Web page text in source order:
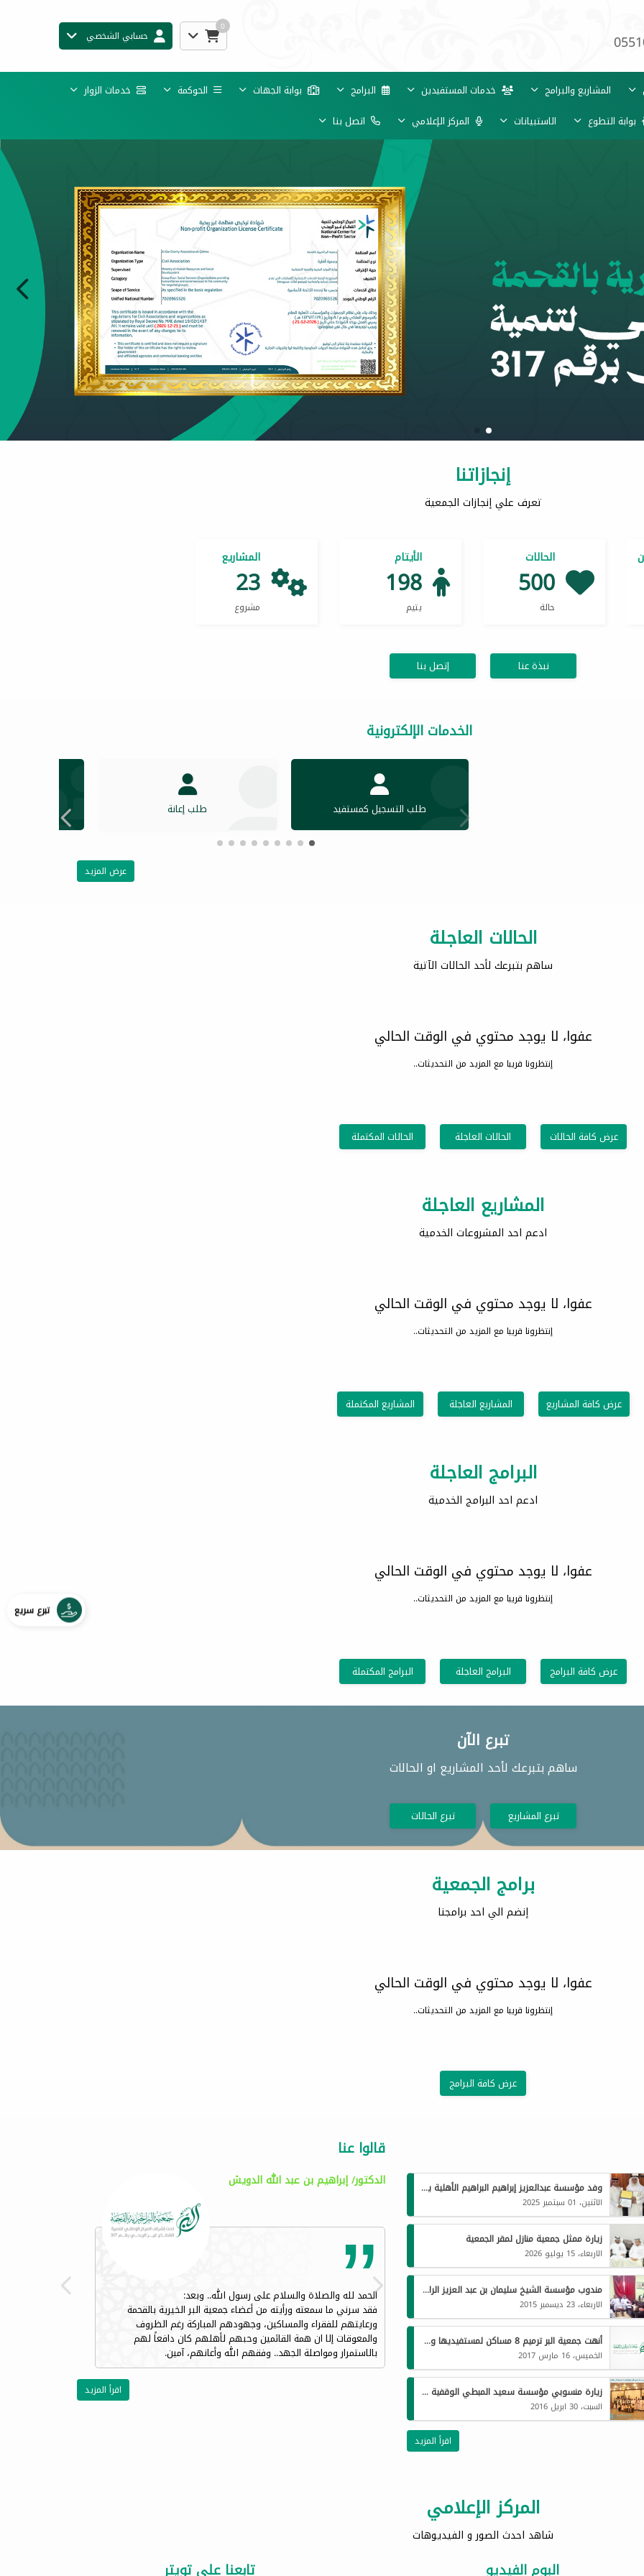
0
حسابي الشخصي
المشاريع والبرامج خدمات المستفيدين البرامج بوابة الجهات الحوكمة
خدمات الزوار
بوابة التطوع
الاستبيانات المركز الإعلامي اتصل بنا
إنجازاتنا
تعرف علي إنجازات الجمعية
الحالات
500
حالة
الأيتام
198
يتيم
المشاريع
23
مشروع
نبذة عنا إتصل بنا
الخدمات الإلكترونية
طلب التسجيل كمستفيد طلب إعانة
عرض المزيد
الحالات العاجلة
ساهم بتبرعك لأحد الحالات الآتية
عفوا، لا يوجد محتوي في الوقت الحالي
إنتظرونا قريبا مع المزيد من التحديثات..
عرض كافة الحالات الحالات العاجلة الحالات المكتملة
المشاريع العاجلة
ادعم احد المشروعات الخدمية
عفوا، لا يوجد محتوي في الوقت الحالي
إنتظرونا قريبا مع المزيد من التحديثات..
عرض كافة المشاريع المشاريع العاجلة المشاريع المكتملة
البرامج العاجلة
ادعم احد البرامج الخدمية
عفوا، لا يوجد محتوي في الوقت الحالي
إنتظرونا قريبا مع المزيد من التحديثات..
عرض كافة البرامج البرامج العاجلة البرامج المكتملة
تبرع الآن
ساهم بتبرعك لأحد المشاريع او الحالات
تبرع المشاريع تبرع الحالات
برامج الجمعية
إنضم الي احد برامجنا
عفوا، لا يوجد محتوي في الوقت الحالي
إنتظرونا قريبا مع المزيد من التحديثات..
عرض كافة البرامج
وفد مؤسسة عبدالعزيز إبراهيم البراهيم الأهلية يزور جمعية البر بالقحمة
الاثنين، 01 سبتمبر 2025
زيارة ممثل جمعية منازل لمقر الجمعية
الاربعاء، 15 يوليو 2026
مندوب مؤسسة الشيخ سليمان بن عبد العزيز الراجحي الخيرية يزو جمعية البر
الاربعاء، 23 ديسمبر 2015
أنهت جمعية البر ترميم 8 مساكن لمستفيديها وذلك بدعم من مؤسسة الشيخ / محمد الحبيب واولاده الخيرية
الخميس، 16 مارس 2017
زيارة منسوبي مؤسسة سعيد المبطي الوقفية لجمعية البر الخيرية بالقحمة
السبت، 30 ابريل 2016
اقرأ المزيد
قالوا عنا
الدكتور/ إبراهيم بن عبد الله الدويش
الحمد لله والصلاة والسلام على رسول الله.. وبعد:
فقد سرني ما سمعته ورأيته من أعضاء جمعية البر الخيرية بالقحمة
ورعايتهم للفقراء والمساكين، وجهودهم المباركة رغم الظروف
والمعوقات إلا ان همة القائمين وحبهم لأهلهم كان دافعاً لهم
بالاستمرار ومواصلة الجهد.. وفقهم الله وأعانهم، آمين.
اقرأ المزيد
المركز الإعلامي
شاهد احدث الصور و الفيديوهات
البوم الفيديو تابعنا علي تويتر
تبرع سريع